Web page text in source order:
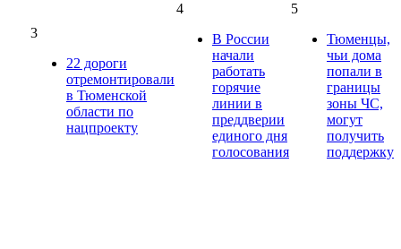
3
22 дороги
отремонтировали
в Тюменской
области по
нацпроекту
4
В России
начали
работать
горячие
линии в
преддверии
единого дня
голосования
5
Тюменцы,
чьи дома
попали в
границы
зоны ЧС,
могут
получить
поддержку